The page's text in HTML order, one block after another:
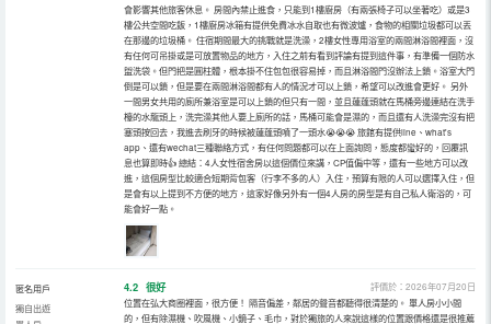
會影響其他旅客休息。 房間內禁止進食，只能到1樓廚房（有兩張椅子可以坐著吃）或是3
樓公共空間吃飯，1樓廚房冰箱有提供免費冰水自取也有微波爐，食物的相關垃圾都可以丟
在那邊的垃圾桶。 住宿期間最大的挑戰就是洗澡，2樓女性專用浴室的兩間淋浴間裡面，沒
有任何可吊掛或是可放置物品的地方，入住之前有看到評論有提到這件事，有準備一個防水
盥洗袋。但門把是圓柱體，根本掛不住包包很容易掉，而且淋浴間門沒辦法上鎖。浴室大門
倒是可以鎖，但是要在兩間淋浴間都有人的情況才可以上鎖，希望可以改進會更好。 另外
一間男女共用的廁所兼浴室是可以上鎖的但只有一間，並且蓮蓬頭就在馬桶旁邊連結在洗手
檯的水龍頭上，洗完澡其他人要上廁所的話，馬桶可能會是濕的，而且還有人洗澡完沒有把
塞頭按回去，我進去刷牙的時候被蓮蓬頭噴了一頭水😭😭😭 旅館有提供line、what's
app、還有wechat三種聯絡方式，有任何問題都可以在上面詢問，態度都蠻好的，回覆訊
息也算即時👍 總結：4人女性宿舍房以這個價位來講，CP值偏中等，還有一些地方可以改
進，這個房型比較適合短期背包客（行李不多的人）入住，預算有限的人可以選擇入住，但
是會有以上提到不方便的地方，這家好像另外有一個4人房的房型是有自己私人衛浴的，可
能會好一點。
匿名用戶
獨自出遊
4.2 很好
評價於：2026年07月20日
位置在弘大商圈裡面，很方便！ 隔音偏差，鄰居的聲音都聽得很清楚的。 單人房小小間
的，但有除濕機、吹風機、小鏡子、毛巾，對於獨旅的人來說這樣的位置跟價格還是很推薦